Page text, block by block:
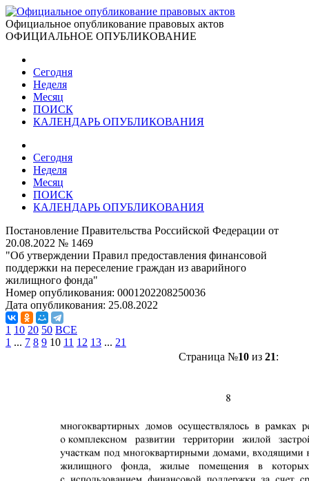
Официальное опубликование правовых актов
ОФИЦИАЛЬНОЕ ОПУБЛИКОВАНИЕ
Сегодня
Неделя
Месяц
ПОИСК
КАЛЕНДАРЬ ОПУБЛИКОВАНИЯ
Сегодня
Неделя
Месяц
ПОИСК
КАЛЕНДАРЬ ОПУБЛИКОВАНИЯ
Постановление Правительства Российской Федерации от
20.08.2022 № 1469
"Об утверждении Правил предоставления финансовой
поддержки на переселение граждан из аварийного
жилищного фонда"
Номер опубликования: 0001202208250036
Дата опубликования: 25.08.2022
1 10 20 50 ВСЕ
1 ... 7 8 9 10 11 12 13 ... 21
Страница №10из 21: